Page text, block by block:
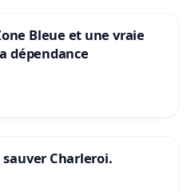
Bleue et une vraie
dépendance
Charleroi.